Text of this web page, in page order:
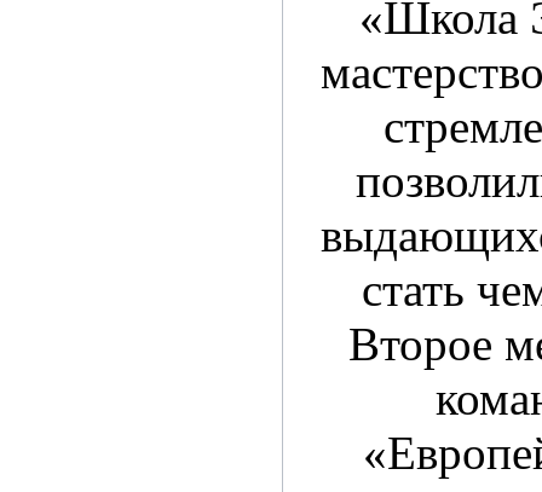
«Школа
стать
Второе